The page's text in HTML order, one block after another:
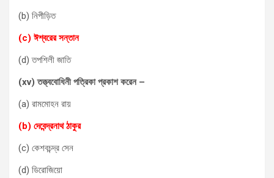
(b) নিপীড়িত
(c) ঈশ্বরের সন্তান
(d) তপশিলী জাতি
(xv) তত্ত্ববোধিনী পত্রিকা প্রকাশ করেন –
(a) রামমোহন রায়
(b) দেবেন্দ্রনাথ ঠাকুর
(c) কেশবচন্দ্র সেন
(d) ডিরোজিয়ো